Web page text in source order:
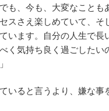
も、今も、大変なことも
スさえ楽しめていて、そ
います。自分の人生で長
く気持ち良く過ごしたい
いると言うより、嫌な事